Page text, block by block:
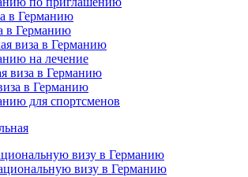
в Германию
в Германию
виза в Германию
на лечение
виза в Германию
в Германию
для спортсменов
визу в Германию
визу в Германию